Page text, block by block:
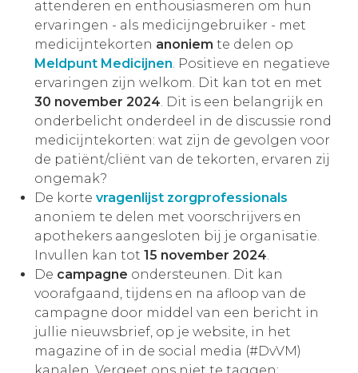
attenderen en enthousiasmeren om hun
ervaringen - als medicijngebruiker - met
medicijntekorten anoniem te delen op
Meldpunt Medicijnen. Positieve en negatieve
ervaringen zijn welkom. Dit kan tot en met
30 november 2024. Dit is een belangrijk en
onderbelicht onderdeel in de discussie rond
medicijntekorten: wat zijn de gevolgen voor
de patiënt/cliënt van de tekorten, ervaren zij
ongemak?
De korte vragenlijst zorgprofessionals
anoniem te delen met voorschrijvers en
apothekers aangesloten bij je organisatie.
Invullen kan tot 15 november 2024.
De campagne ondersteunen. Dit kan
voorafgaand, tijdens en na afloop van de
campagne door middel van een bericht in
jullie nieuwsbrief, op je website, in het
magazine of in de social media (#DvVM)